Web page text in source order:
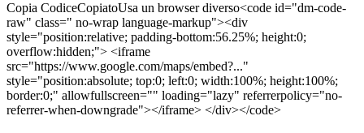
Copia CodiceCopiatoUsa un browser diverso<code id="dm-code-
raw" class=" no-wrap language-markup"><div
style="position:relative; padding-bottom:56.25%; height:0;
overflow:hidden;"> <iframe
src="https://www.google.com/maps/embed?..."
style="position:absolute; top:0; left:0; width:100%; height:100%;
border:0;" allowfullscreen="" loading="lazy" referrerpolicy="no-
referrer-when-downgrade"></iframe> </div></code>